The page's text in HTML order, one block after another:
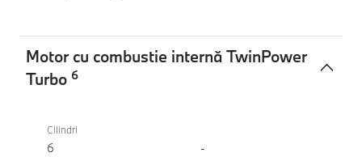
Motor cu combustie internă TwinPower
Turbo 6
combustie
M340i
xDrive
Cilindri
6 -